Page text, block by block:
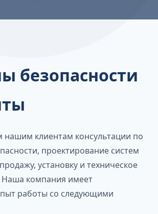
безопасности
клиентам консультации по
проектирование систем
установку и техническое
Наша компания имеет
работы со следующими